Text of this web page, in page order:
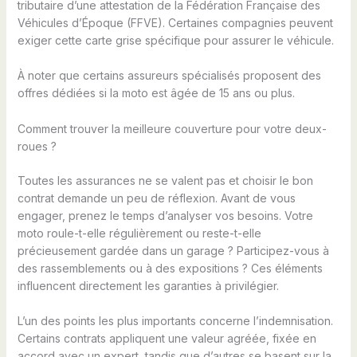
tributaire d’une attestation de la Fédération Française des
Véhicules d’Époque (FFVE). Certaines compagnies peuvent
exiger cette carte grise spécifique pour assurer le véhicule.
À noter que certains assureurs spécialisés proposent des
offres dédiées si la moto est âgée de 15 ans ou plus.
Comment trouver la meilleure couverture pour votre deux-
roues ?
Toutes les assurances ne se valent pas et choisir le bon
contrat demande un peu de réflexion. Avant de vous
engager, prenez le temps d’analyser vos besoins. Votre
moto roule-t-elle régulièrement ou reste-t-elle
précieusement gardée dans un garage ? Participez-vous à
des rassemblements ou à des expositions ? Ces éléments
influencent directement les garanties à privilégier.
L’un des points les plus importants concerne l’indemnisation.
Certains contrats appliquent une valeur agréée, fixée en